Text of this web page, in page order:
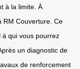
à la limite. À
RM Couverture. Ce
qui vous pourrez
un diagnostic de
de renforcement